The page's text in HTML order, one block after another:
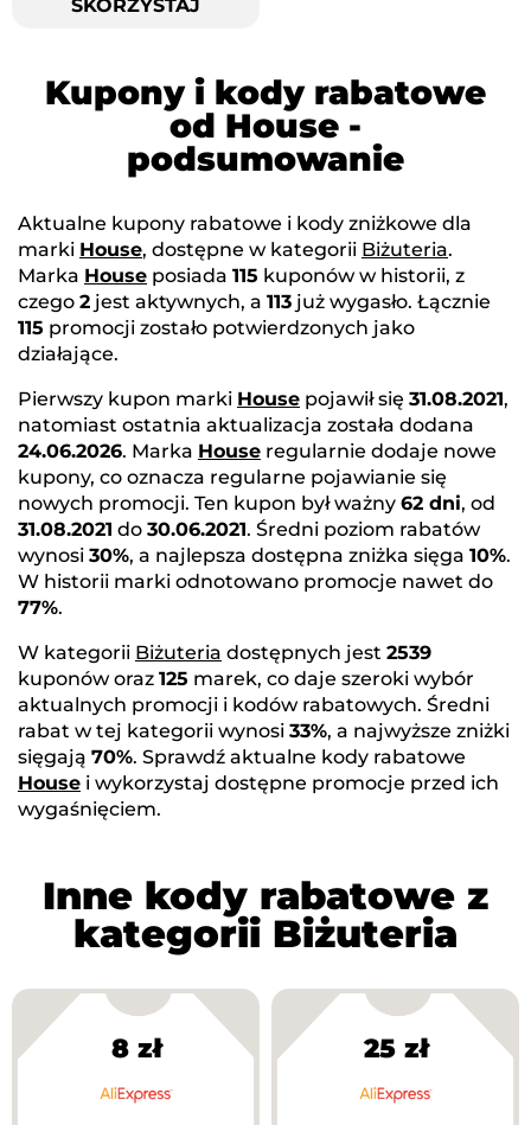
SKORZYSTAJ
Kupony i kody rabatowe
od House -
podsumowanie
Aktualne kupony rabatowe i kody zniżkowe dla
marki House, dostępne w kategorii Biżuteria.
Marka House posiada 115 kuponów w historii, z
czego 2 jest aktywnych, a 113 już wygasło. Łącznie
115 promocji zostało potwierdzonych jako
działające.
Pierwszy kupon marki House pojawił się 31.08.2021,
natomiast ostatnia aktualizacja została dodana
24.06.2026. Marka House regularnie dodaje nowe
kupony, co oznacza regularne pojawianie się
nowych promocji. Ten kupon był ważny 62 dni, od
31.08.2021 do 30.06.2021. Średni poziom rabatów
wynosi 30%, a najlepsza dostępna zniżka sięga 10%.
W historii marki odnotowano promocje nawet do
77%.
W kategorii Biżuteria dostępnych jest 2539
kuponów oraz 125 marek, co daje szeroki wybór
aktualnych promocji i kodów rabatowych. Średni
rabat w tej kategorii wynosi 33%, a najwyższe zniżki
sięgają 70%. Sprawdź aktualne kody rabatowe
House i wykorzystaj dostępne promocje przed ich
wygaśnięciem.
Inne kody rabatowe z
kategorii Biżuteria
8 zł 25 zł